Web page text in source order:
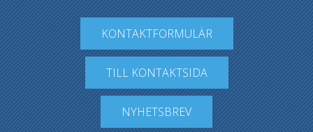
KONTAKTFORMULÄR
TILL KONTAKTSIDA
NYHETSBREV